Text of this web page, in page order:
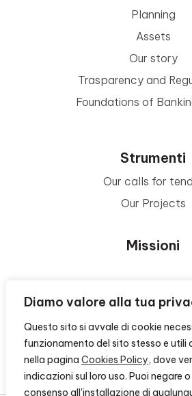
Diamo valore alla tua
Questo sito si avvale di cookie
funzionamento del sito stesso e utili
nella pagina Cookies Policy, dove
indicazioni sul loro uso. Puoi negare
consenso all'installazione di
Planning
Assets
Our story
Trasparency and
Foundations of
Strumenti
Our calls for
Our Projects
Missioni
Area
Privacy e
Contacts